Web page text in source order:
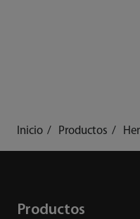
Inicio Productos
Productos